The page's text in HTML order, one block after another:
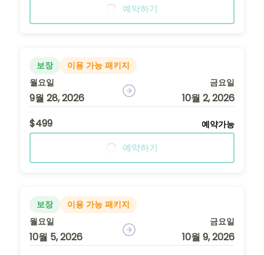
예약하기
보장
이용 가능 패키지
월요일
9월 28, 2026
금요일
10월 2, 2026
$499
예약가능
예약하기
보장
이용 가능 패키지
월요일
10월 5, 2026
금요일
10월 9, 2026